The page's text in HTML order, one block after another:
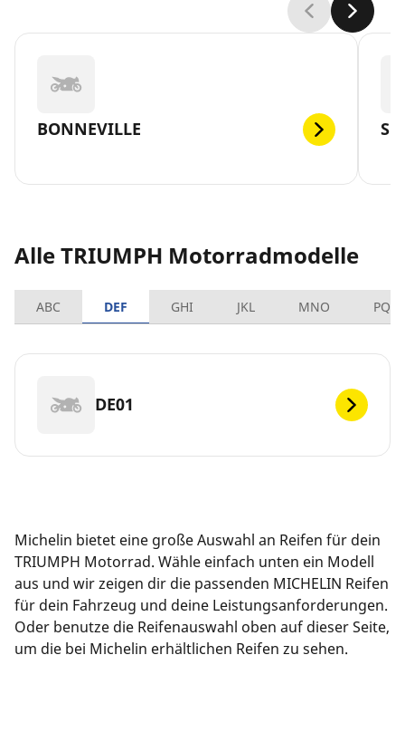
BONNEVILLE
Alle TRIUMPH Motorradmodelle
ABC DEF GHI JKL MNO PQRS
DE01
Michelin bietet eine große Auswahl an Reifen für dein
TRIUMPH Motorrad. Wähle einfach unten ein Modell
aus und wir zeigen dir die passenden MICHELIN Reifen
für dein Fahrzeug und deine Leistungsanforderungen.
Oder benutze die Reifenauswahl oben auf dieser Seite,
um die bei Michelin erhältlichen Reifen zu sehen.